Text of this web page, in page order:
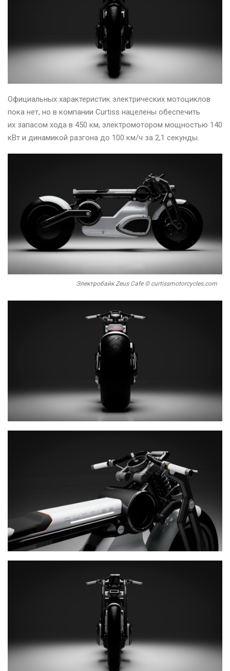
Официальных характеристик электрических мотоциклов
пока нет, но в компании Curtiss нацелены обеспечить
их запасом хода в 450 км, электромотором мощностью 140
кВт и динамикой разгона до 100 км/ч за 2,1 секунды.
Электробайк Zeus Cafe © curtissmotorcycles.com